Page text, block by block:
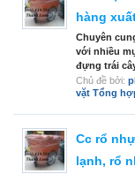
hàng
Chuyên
với nhiều
đựng trái
Chủ đề bởi:
vặt Tổng
Cc rổ
lạnh, rổ